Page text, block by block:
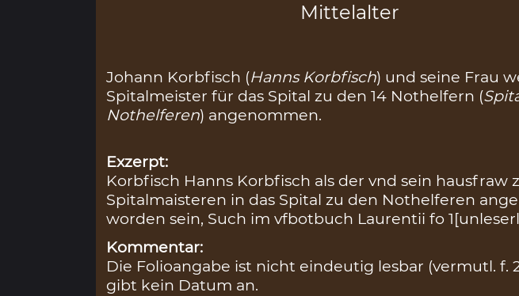
Mittelalter
Johann Korbfisch (Hanns Korbfisch) und seine Frau
Spitalmeister für das Spital zu den 14 Nothelfern (
Nothelferen) angenommen.
Exzerpt:
Korbfisch Hanns Korbfisch als der vnd sein hausfraw
Spitalmaisteren in das Spital zu den Nothelferen
worden sein, Such im vfbotbuch Laurentii fo
Kommentar:
Die Folioangabe ist nicht eindeutig lesbar (vermutl. f.
gibt kein Datum an.